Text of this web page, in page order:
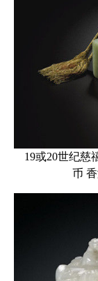
19或20世纪慈
币